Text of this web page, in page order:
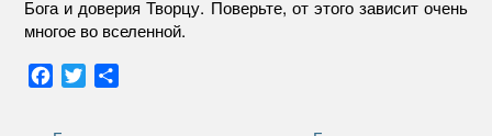
Бога и доверия Творцу. Поверьте, от этого зависит очень
многое во вселенной.